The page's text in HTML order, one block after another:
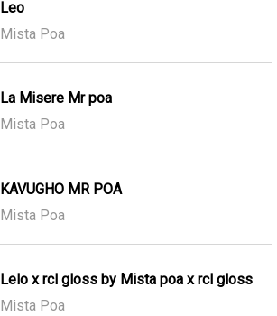
Leo
Mista Poa
La Misere Mr poa
Mista Poa
KAVUGHO MR POA
Mista Poa
Lelo x rcl gloss by Mista poa x rcl gloss
Mista Poa